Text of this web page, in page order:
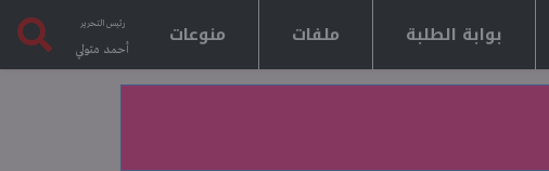
بوابة الطلبة ملفات منوعات رئيس التحرير
أحمد متولي